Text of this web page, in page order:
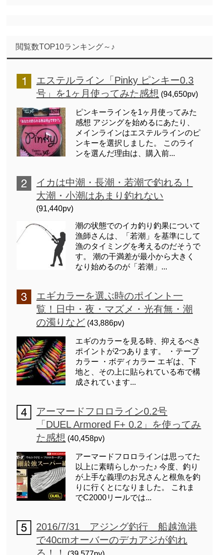
閲覧数TOP10ランキング～♪
エステルライン「Pinky ピンキー0.3
号」を1ヶ月使ってみた感想 (94,650pv)
ピンキーラインを1ヶ月使ってみた
感想 アジングを始めるにあたり、
メインラインはエステルラインのピ
ンキーを選択しました。 このライ
ンを選んだ理由は、購入前...
イカは中潮・長潮・若潮で釣れる！
大潮・小潮はあまり釣れない
(91,440pv)
潮の状態でのイカ釣り釣果について
漁師さんは、「若潮」を基準にして
漁のタイミングを考えるのだそうで
す。 潮の干満差が最小から大きく
なり始めるのが「若潮」...
エギカラーを選ぶ時のポイント一
覧！日中・夜・マズメ・光有無・潮
の濁りなど (43,886pv)
エギのカラーを見る時、抑えるべき
ポイントが2つあります。 ・テープ
カラー ・ボディカラー エギは、下
地と、その上に貼られている布で構
成されています...
アーマードフロロライン0.2号
「DUEL Armored F+ 0.2」を使ってみ
た感想 (40,458pv)
アーマードフロロラインは思ってた
以上に素晴らしかった♪ 今度、釣り
が上手な義理のお兄さんと根魚を釣
りに行くとになりました。 これま
でC2000リールでは...
2016/7/31 アジング釣行 船越漁港
で40cmオーバーのデカアジが釣れ